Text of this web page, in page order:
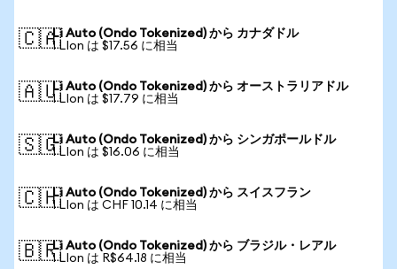
🇨🇦Li Auto (Ondo Tokenized) から カナダドル
1 LIon は $17.56 に相当
🇦🇺Li Auto (Ondo Tokenized) から オーストラリアドル
1 LIon は $17.79 に相当
🇸🇬Li Auto (Ondo Tokenized) から シンガポールドル
1 LIon は $16.06 に相当
🇨🇭Li Auto (Ondo Tokenized) から スイスフラン
1 LIon は CHF 10.14 に相当
🇧🇷Li Auto (Ondo Tokenized) から ブラジル・レアル
1 LIon は R$64.18 に相当